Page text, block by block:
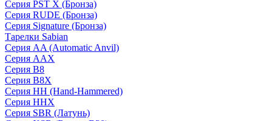
Серия PST X (Бронза)
Серия RUDE (Бронза)
Серия Signature (Бронза)
Тарелки Sabian
Серия AA (Automatic Anvil)
Серия AAX
Серия B8
Серия B8X
Серия HH (Hand-Hammered)
Серия HHX
Серия SBR (Латунь)